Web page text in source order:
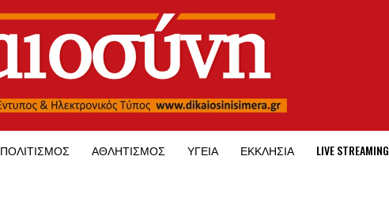
ΠΟΛΙΤΙΣΜΌΣ ΑΘΛΗΤΙΣΜΌΣ ΥΓΕΊΑ ΕΚΚΛΗΣΊΑ LIVE STREAMING